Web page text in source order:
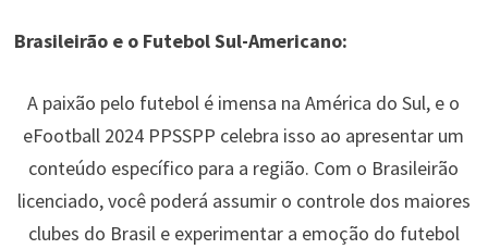
Brasileirão e o Futebol Sul-Americano:
A paixão pelo futebol é imensa na América do Sul, e o
eFootball 2024 PPSSPP celebra isso ao apresentar um
conteúdo específico para a região. Com o Brasileirão
licenciado, você poderá assumir o controle dos maiores
clubes do Brasil e experimentar a emoção do futebol